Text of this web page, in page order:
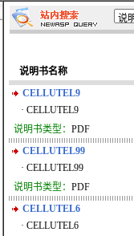
说明书名称
CELLUTEL9
· CELLUTEL9
说明书类型： PDF
CELLUTEL99
· CELLUTEL99
说明书类型： PDF
CELLUTEL6
· CELLUTEL6